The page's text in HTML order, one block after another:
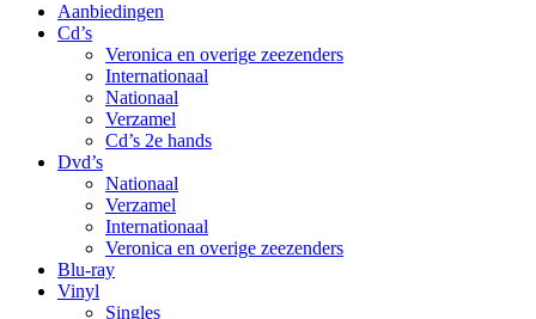
Aanbiedingen
Cd’s
Veronica en overige zeezenders
Internationaal
Nationaal
Verzamel
Cd’s 2e hands
Dvd’s
Nationaal
Verzamel
Internationaal
Veronica en overige zeezenders
Blu-ray
Vinyl
Singles